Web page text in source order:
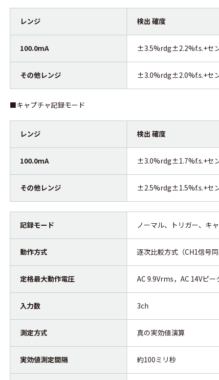
レンジ 検出 確度
100.0mA ±3.5%rdg±2.2%f.s.+セ
その他レンジ ±3.0%rdg±2.0%f.s.+セ
■キャプチャ記録モード
レンジ 検出 確度
100.0mA ±3.0%rdg±1.7%f.s.+セ
その他レンジ ±2.5%rdg±1.5%f.s.+セ
記録モード ノーマル、トリガー、キ
動作方式 逐次比較方式（CH1信号
定格最大動作電圧 AC 9.9Vrms，AC 14Vピー
入力数 3ch
測定方式 真の実効値演算
実効値測定間隔 約100ミリ秒